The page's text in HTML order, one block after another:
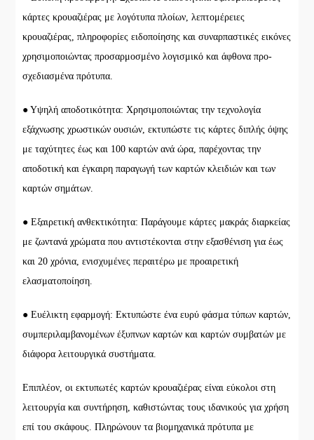
κάρτες κρουαζιέρας με λογότυπα πλοίων, λεπτομέρειες
κρουαζιέρας, πληροφορίες ειδοποίησης και συναρπαστικές εικόνες
χρησιμοποιώντας προσαρμοσμένο λογισμικό και άφθονα προ-
σχεδιασμένα πρότυπα.
● Υψηλή αποδοτικότητα: Χρησιμοποιώντας την τεχνολογία
εξάχνωσης χρωστικών ουσιών, εκτυπώστε τις κάρτες διπλής όψης
με ταχύτητες έως και 100 καρτών ανά ώρα, παρέχοντας την
αποδοτική και έγκαιρη παραγωγή των καρτών κλειδιών και των
καρτών σημάτων.
● Εξαιρετική ανθεκτικότητα: Παράγουμε κάρτες μακράς διαρκείας
με ζωντανά χρώματα που αντιστέκονται στην εξασθένιση για έως
και 20 χρόνια, ενισχυμένες περαιτέρω με προαιρετική
ελασματοποίηση.
● Ευέλικτη εφαρμογή: Εκτυπώστε ένα ευρύ φάσμα τύπων καρτών,
συμπεριλαμβανομένων έξυπνων καρτών και καρτών συμβατών με
διάφορα λειτουργικά συστήματα.
Επιπλέον, οι εκτυπωτές καρτών κρουαζιέρας είναι εύκολοι στη
λειτουργία και συντήρηση, καθιστώντας τους ιδανικούς για χρήση
επί του σκάφους. Πληρώνουν τα βιομηχανικά πρότυπα με